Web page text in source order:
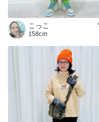
こっこ
158cm